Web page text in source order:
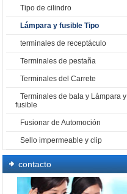
Tipo de cilindro
Lámpara y fusible Tipo
terminales de receptáculo
Terminales de pestaña
Terminales del Carrete
Terminales de bala y Lámpara y
fusible
Fusionar de Automoción
Sello impermeable y clip
contacto